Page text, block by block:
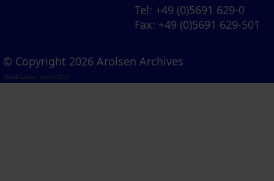
Tel: +49 (0)5691 629-0
Fax: +49 (0)5691 629-501
© Copyright 2026 Arolsen Archives
Visual Library Server 2026